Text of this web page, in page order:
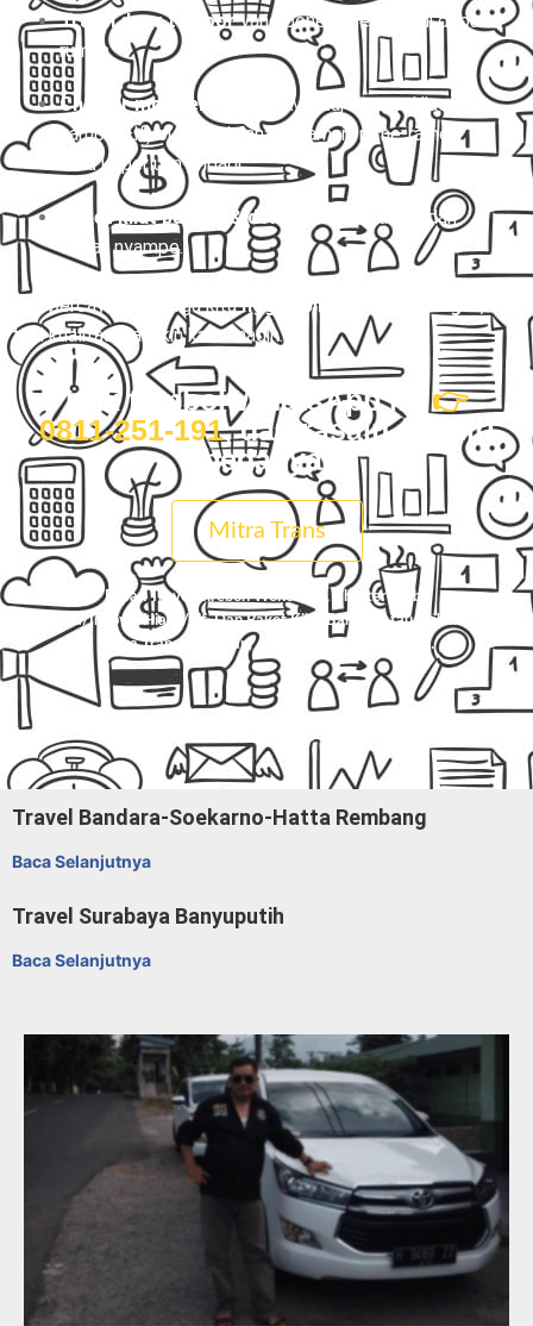
Travel door to dooryang beneran jemput di depan
rumah.
Charter mobil eksklusif
(Avanza, Innova, Hiace,
sampai Elf) buat perjalanan nyaman, rame-rame,
atau keperluan pribadi.
Paket kilat barang & dokumen
yang aman dan
cepat nyampe.
Dan percayalah… harga kitanggak bikin kantong kaget
tapi kualitasnya bikin kamu nagih.
Klik tombol WhatsApp ini👉
0811-251-191, dan rasain sendiri
bedanya.
Mitra Trans
Pesan Travel Cirebon Wonosobo, Charter Mobil
Avanza/Innova/Hiace/Elf, Dan Paket Kilat Barang Atau Dokumen Di
Mitra Trans. Nyaman, Aman, Harga Masuk Akal.
Travel Bandara-Soekarno-Hatta Rembang
Baca Selanjutnya
Travel Surabaya Banyuputih
Baca Selanjutnya